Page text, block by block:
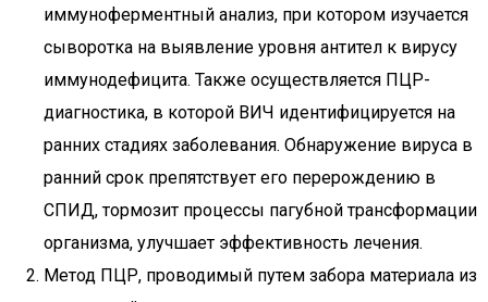
иммуноферментный анализ, при котором изучается
сыворотка на выявление уровня антител к вирусу
иммунодефицита. Также осуществляется ПЦР-
диагностика, в которой ВИЧ идентифицируется на
ранних стадиях заболевания. Обнаружение вируса в
ранний срок препятствует его перерождению в
СПИД, тормозит процессы пагубной трансформации
организма, улучшает эффективность лечения.
Метод ПЦР, проводимый путем забора материала из